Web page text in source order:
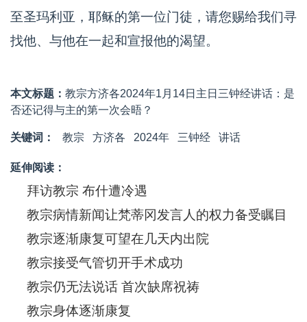
至圣玛利亚，耶稣的第一位门徒，请您赐给我们寻
找他、与他在一起和宣报他的渴望。
本文标题： 教宗方济各2024年1月14日主日三钟经讲话：是
否还记得与主的第一次会晤？
关键词： 教宗 方济各 2024年 三钟经 讲话
延伸阅读：
拜访教宗 布什遭冷遇
教宗病情新闻让梵蒂冈发言人的权力备受瞩目
教宗逐渐康复可望在几天内出院
教宗接受气管切开手术成功
教宗仍无法说话 首次缺席祝祷
教宗身体逐渐康复